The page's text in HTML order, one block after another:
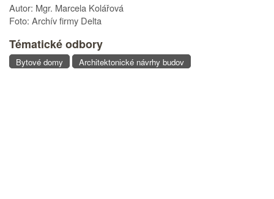
Autor: Mgr. Marcela Kolářová
Foto: Archív firmy Delta
Tématické odbory
Bytové domy Architektonické návrhy budov